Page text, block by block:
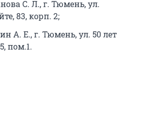
С. Л., г. Тюмень, ул.
83, корп. 2;
А. Е., г. Тюмень, ул. 50 лет
пом.1.